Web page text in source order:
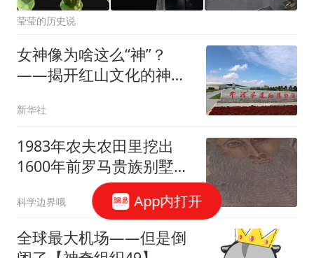
莹莹的历史说
女神像为啥这么“神”？
——揭开红山文化的神秘
新华社
1983年农夫农田里挖出
1600年前罗马贵族别墅，
马赛克惊艳世界
科学边界哦
全球最大机场——但是倒
App内打开